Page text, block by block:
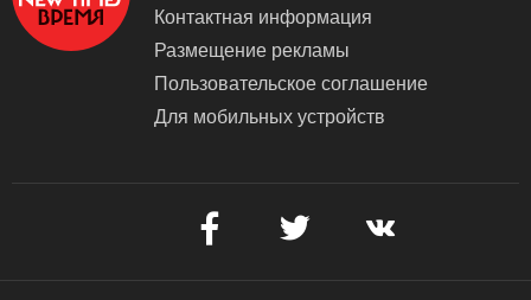
Контактная информация
Размещение рекламы
Пользовательское соглашение
Для мобильных устройств